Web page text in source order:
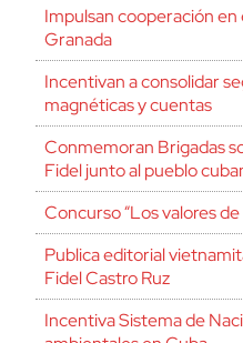
Impulsan cooperación
Granada
Incentivan a consolidar
magnéticas y cuentas
Conmemoran Brigadas
Fidel junto al pueblo
Concurso “Los valores de
Publica editorial
Fidel Castro Ruz
Incentiva Sistema de